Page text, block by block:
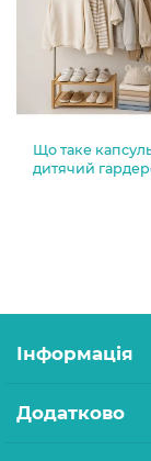
Що таке
дитячий
Інформація
Додатково